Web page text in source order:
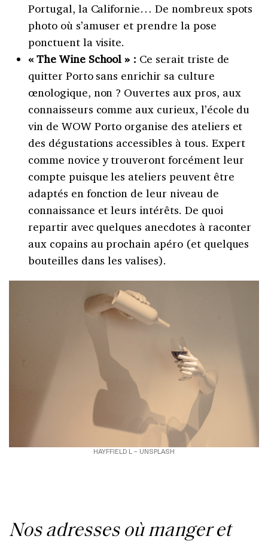
Portugal, la Californie… De nombreux spots
photo où s’amuser et prendre la pose
ponctuent la visite.
« The Wine School » : Ce serait triste de
quitter Porto sans enrichir sa culture
œnologique, non ? Ouvertes aux pros, aux
connaisseurs comme aux curieux, l’école du
vin de WOW Porto organise des ateliers et
des dégustations accessibles à tous. Expert
comme novice y trouveront forcément leur
compte puisque les ateliers peuvent être
adaptés en fonction de leur niveau de
connaissance et leurs intérêts. De quoi
repartir avec quelques anecdotes à raconter
aux copains au prochain apéro (et quelques
bouteilles dans les valises).
HAYFFIELD L – UNSPLASH
Nos adresses où manger et